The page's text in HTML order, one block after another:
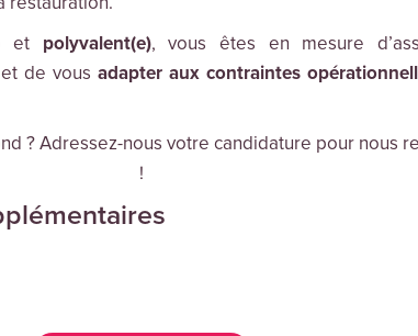
et polyvalent(e), vous êtes en mesure
de vous adapter aux contraintes
? Adressez-nous votre candidature pour nous
!